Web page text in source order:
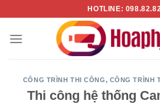
nội
HOTLINE:
CÔNG TRÌNH THI CÔNG, CÔNG TRÌNH
Thi công hệ thống